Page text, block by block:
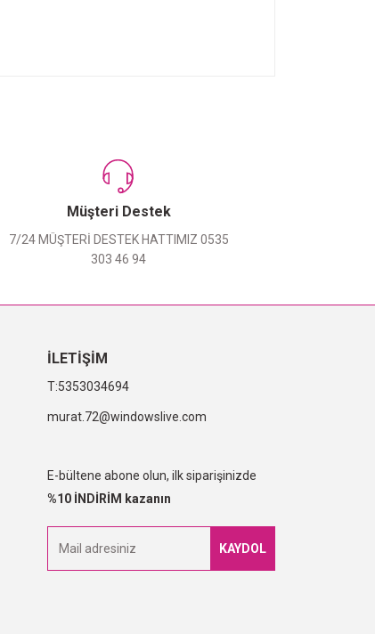
Müşteri Destek
7/24 MÜŞTERİ DESTEK HATTIMIZ 0535
303 46 94
İLETİŞİM
5353034694
murat.72@windowslive.com
E-bültene abone olun, ilk siparişinizde
%10 İNDİRİM kazanın
KAYDOL